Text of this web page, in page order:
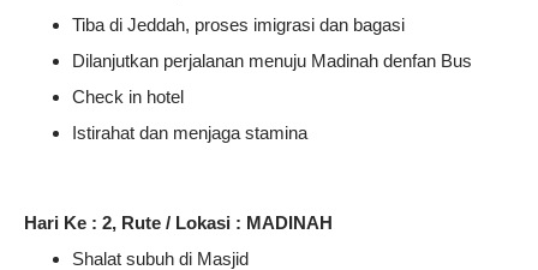
Tiba di Jeddah, proses imigrasi dan bagasi
Dilanjutkan perjalanan menuju Madinah denfan Bus
Check in hotel
Istirahat dan menjaga stamina
Hari Ke : 2, Rute / Lokasi : MADINAH
Shalat subuh di Masjid